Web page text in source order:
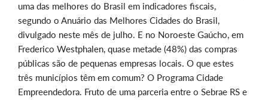
uma das melhores do Brasil em indicadores fiscais,
segundo o Anuário das Melhores Cidades do Brasil,
divulgado neste mês de julho. E no Noroeste Gaúcho, em
Frederico Westphalen, quase metade (48%) das compras
públicas são de pequenas empresas locais. O que estes
três municípios têm em comum? O Programa Cidade
Empreendedora. Fruto de uma parceria entre o Sebrae RS e